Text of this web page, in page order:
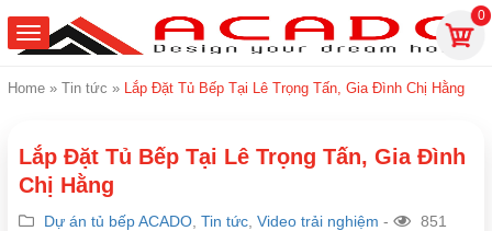
0
Home » Tin tức » Lắp Đặt Tủ Bếp Tại Lê Trọng Tấn, Gia Đình Chị Hằng
Lắp Đặt Tủ Bếp Tại Lê Trọng Tấn, Gia Đình
Chị Hằng
Dự án tủ bếp ACADO Tin tức Video trải nghiệm -
851